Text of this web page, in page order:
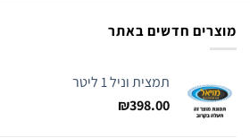
מוצרים חדשים באתר
תמצית וניל 1 ליטר
₪398.00